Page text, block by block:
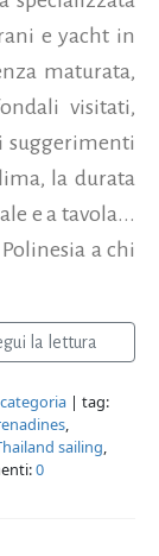
e yacht in
maturata,
visitati,
suggerimenti
la durata
e a tavola...
a chi
la lettura
| tag:
,
sailing,
0